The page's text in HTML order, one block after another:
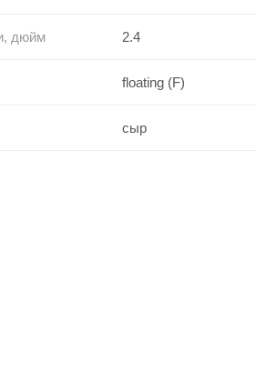
дюйм 2.4
floating (F)
сыр